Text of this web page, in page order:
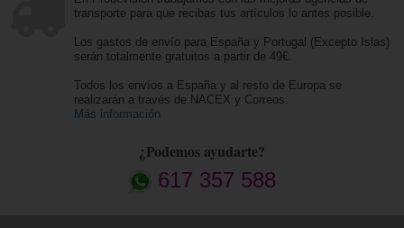
transporte para que recibas tus artículos lo antes posible.
Los gastos de envío para España y Portugal (Excepto Islas)
serán totalmente gratuitos a partir de 49€.
Todos los envíos a España y al resto de Europa se
realizarán a través de NACEX y Correos.
Más información
¿Podemos ayudarte?
617 357 588